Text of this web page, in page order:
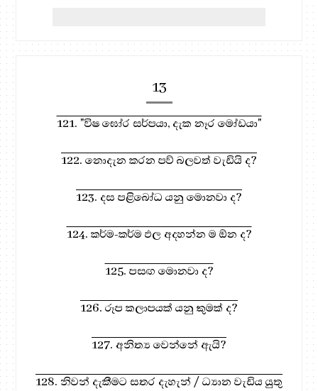
13
121. "විෂ ඝෝර සර්පයා, දැක නෑර මෝඩයා"
122. නොදැන කරන පව් බලවත් වැඩියි ද?
123. දස පළිබෝධ යනු මොනවා ද?
124. කර්ම-කර්ම ඵල අදහන්න ම ඕන ද?
125. පසඟ මොනවා ද?
126. රූප කලාපයක් යනු කුමක් ද?
127. අනිත්‍ය වෙන්නේ ඇයි?
128. නිවන් දැකීමට සතර දැහැන් / ධ්‍යාන වැඩිය යුතු